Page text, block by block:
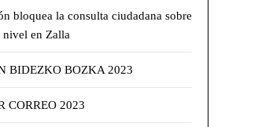
bloquea la consulta ciudadana sobre
nivel en Zalla
BIDEZKO BOZKA 2023
CORREO 2023